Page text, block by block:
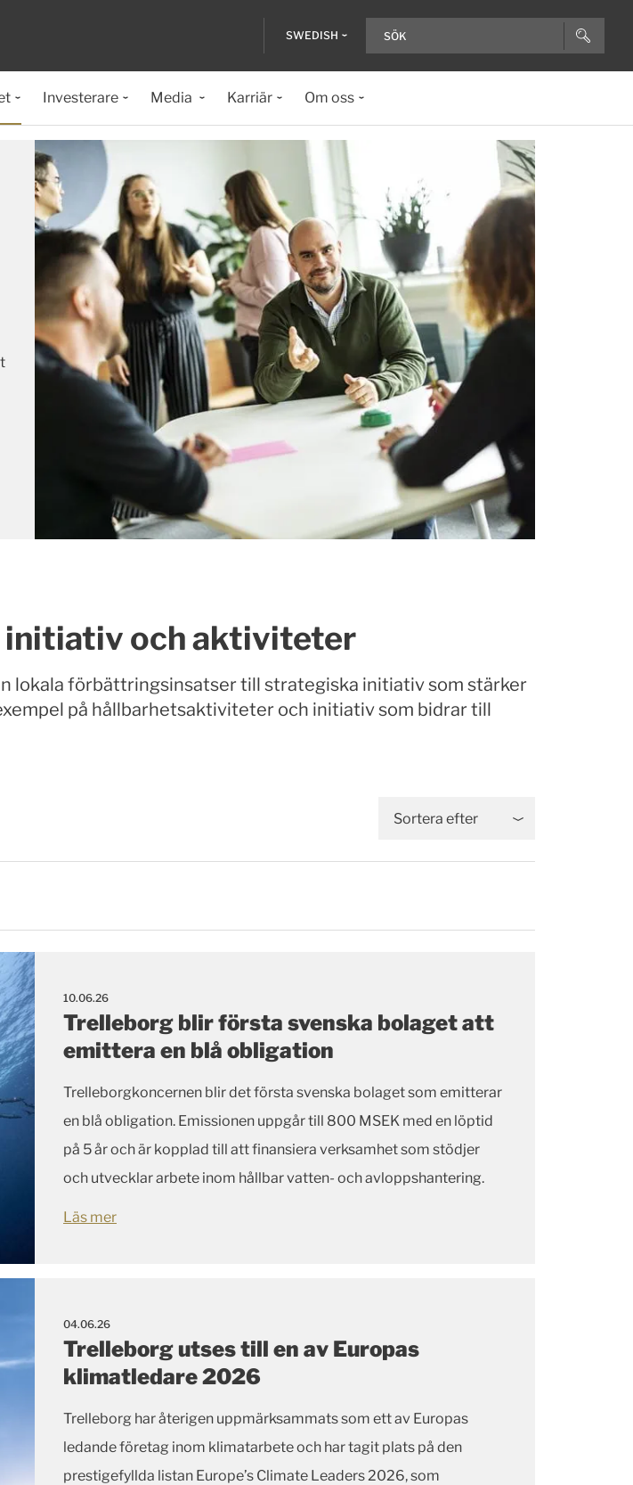
SWEDISH
Investerare Media Karriär Om oss
initiativ och aktiviteter
lokala förbättringsinsatser till strategiska initiativ som stärker
på hållbarhetsaktiviteter och initiativ som bidrar till
Sortera efter
10.06.26
Trelleborg blir första svenska bolaget att
emittera en blå obligation
Trelleborgkoncernen blir det första svenska bolaget som emitterar
en blå obligation. Emissionen uppgår till 800 MSEK med en löptid
på 5 år och är kopplad till att finansiera verksamhet som stödjer
och utvecklar arbete inom hållbar vatten- och avloppshantering.
Läs mer
04.06.26
Trelleborg utses till en av Europas
klimatledare 2026
Trelleborg har återigen uppmärksammats som ett av Europas
ledande företag inom klimatarbete och har tagit plats på den
prestigefyllda listan Europe’s Climate Leaders 2026, som